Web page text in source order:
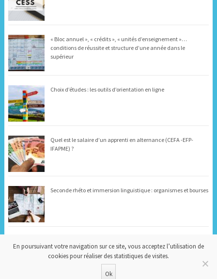
« Bloc annuel », « crédits », « unités d’enseignement »…
conditions de réussite et structure d’une année dans le
supérieur
Choix d’études : les outils d’orientation en ligne
Quel est le salaire d’un apprenti en alternance (CEFA -EFP-
IFAPME) ?
Seconde rhéto et immersion linguistique : organismes et bourses
En poursuivant votre navigation sur ce site, vous acceptez l’utilisation de
cookies pour réaliser des statistiques de visites.
Ok